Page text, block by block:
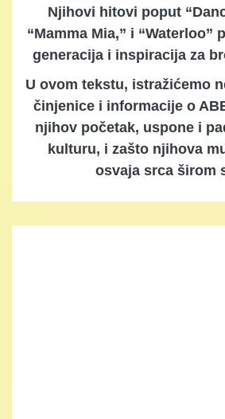
Njihovi hitovi poput
“Mamma Mia,” i “Waterloo”
generacija i inspiracija za
U ovom tekstu, istražićemo
činjenice i informacije o
njihov početak, uspone i
kulturu, i zašto njihova
osvaja srca širom